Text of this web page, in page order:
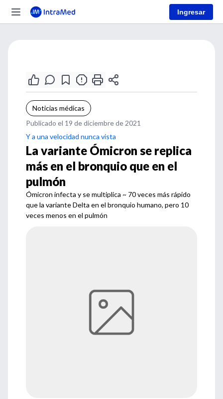
Ingresar
Noticias médicas
Publicado el 19 de diciembre de 2021
Y a una velocidad nunca vista
La variante Ómicron se replica
más en el bronquio que en el
pulmón
Ómicron infecta y se multiplica ~ 70 veces más rápido
que la variante Delta en el bronquio humano, pero 10
veces menos en el pulmón